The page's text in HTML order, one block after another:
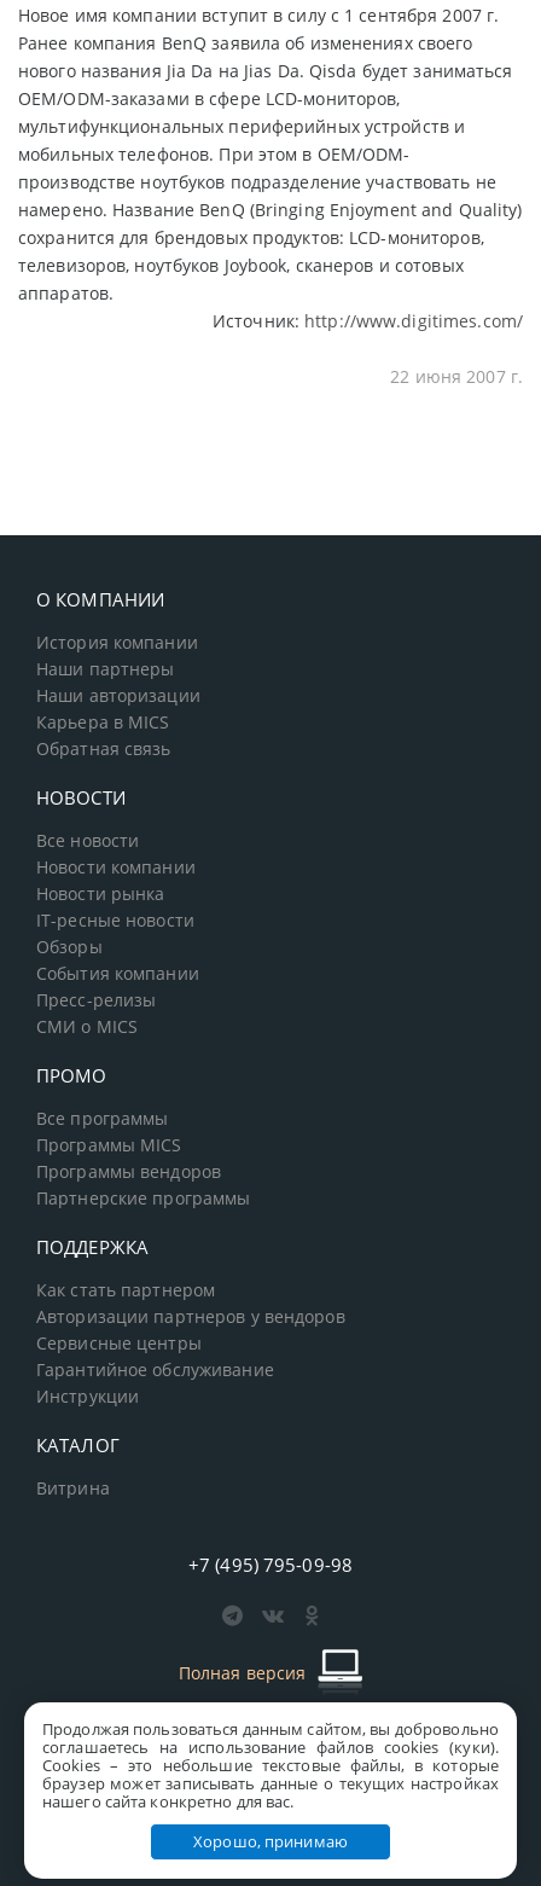
Продолжая пользоваться данным сайтом, вы добровольно
соглашаетесь на использование файлов cookies (куки).
Сookies – это небольшие текстовые файлы, в которые
браузер может записывать данные о текущих настройках
нашего сайта конкретно для вас.
Хорошо, принимаю
Новое имя компании вступит в силу с 1 сентября 2007 г.
Ранее компания BenQ заявила об изменениях своего
нового названия Jia Da на Jias Da. Qisda будет заниматься
OEM/ODM-заказами в сфере LCD-мониторов,
мультифункциональных периферийных устройств и
мобильных телефонов. При этом в OEM/ODM-
производстве ноутбуков подразделение участвовать не
намерено. Название BenQ (Bringing Enjoyment and Quality)
сохранится для брендовых продуктов: LCD-мониторов,
телевизоров, ноутбуков Joybook, сканеров и сотовых
аппаратов.
Источник: http://www.digitimes.com/
22 июня 2007 г.
О КОМПАНИИ
История компании
Наши партнеры
Наши авторизации
Карьера в MICS
Обратная связь
НОВОСТИ
Все новости
Новости компании
Новости рынка
IT-ресные новости
Обзоры
События компании
Пресс-релизы
СМИ о MICS
ПРОМО
Все программы
Программы MICS
Программы вендоров
Партнерские программы
ПОДДЕРЖКА
Как стать партнером
Авторизации партнеров у вендоров
Сервисные центры
Гарантийное обслуживание
Инструкции
КАТАЛОГ
Витрина
+7 (495) 795-09-98
Полная версия
старая версия сайтаMICS
Все права защищены © 1997-2026 MICS Distribution Company
Правовая информация